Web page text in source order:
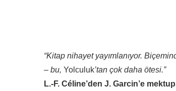
“Kitap nihayet yayımlanıyor.
– bu, Yolculuk’tan çok daha ötesi.”
L.-F. Céline’den J. Garcin’e